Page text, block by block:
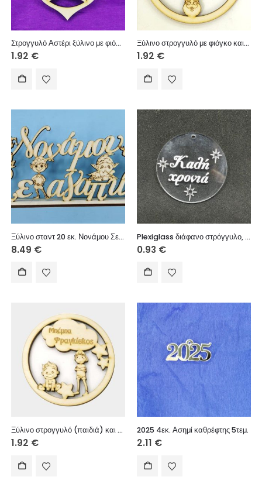
Στρογγυλό Αστέρι ξύλινο με φιόγκο και Ευχή (Τύχη) 10 εκ.
1.92 €
Ξύλινο στρογγυλό με φιόγκο και ευχές (Καλή Χρονιά γιαγιά) 10 εκ.
1.92 €
Ξύλινο σταντ 20 εκ. Νονάμου Σε αγαπώ
8.49 €
Plexiglass διάφανο στρόγγυλο, με ευχές (Καλή Χρονιά) 3 εκ.
0.93 €
Ξύλινο στρογγυλό (παιδιά) και σύννεφο με (ονόματα της αρεσκείας σας) 10 εκ.
1.92 €
2025 4εκ. Ασημί καθρέφτης 5τεμ.
2.11 €